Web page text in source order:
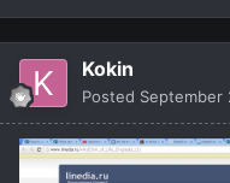
Kokin
Posted September